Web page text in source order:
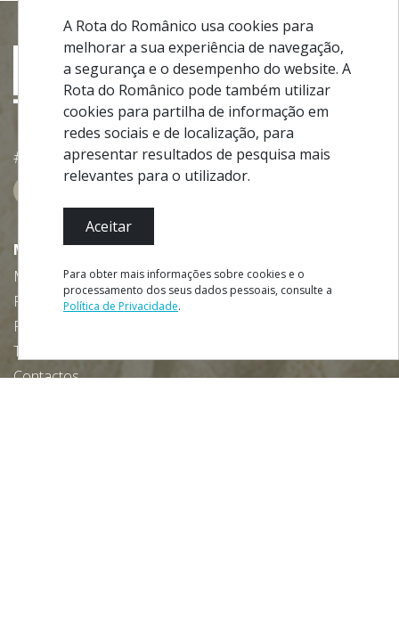
#ROT ADOROMANICO
MENU
Mapa do Site
Ficha Técnica
Política de Privacidade
Termos e Condições
Contactos
A Rota do Românico usa cookies para
melhorar a sua experiência de navegação,
a segurança e o desempenho do website. A
Rota do Românico pode também utilizar
cookies para partilha de informação em
redes sociais e de localização, para
apresentar resultados de pesquisa mais
relevantes para o utilizador.
Aceitar
Para obter mais informações sobre cookies e o
processamento dos seus dados pessoais, consulte a
Política de Privacidade.